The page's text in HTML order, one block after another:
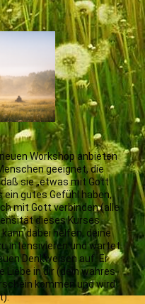
Workshop anbieten
geeignet, die
sie „etwas mit Gott
ein gutes Gefühl haben,
mit Gott verbinden (alle
dieses Kurses
dabei helfen, deine
intensivieren und wartet
Denkweisen auf. Er
Liebe in dir (dein wahres
kommen und wird